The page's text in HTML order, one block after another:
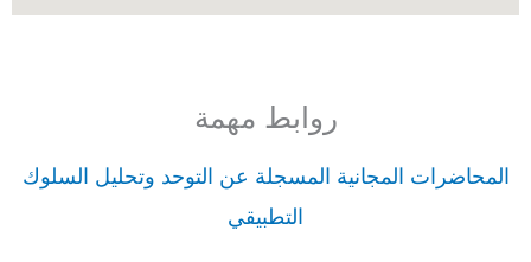
روابط مهمة
المحاضرات المجانية المسجلة عن التوحد وتحليل السلوك
التطبيقي